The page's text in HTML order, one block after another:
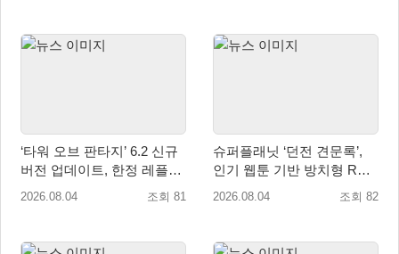
‘타워 오브 판타지’ 6.2 신규
버전 업데이트, 한정 레플리
카 ‘겔피인’ 등장
2026.08.04 조회 81
슈퍼플래닛 ‘던전 견문록’,
인기 웹툰 기반 방치형 RPG
로 글로벌 정식 출시
2026.08.04 조회 82